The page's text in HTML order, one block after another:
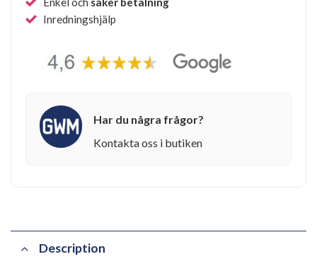
Inredningshjälp
Har du några frågor?
Kontakta oss i butiken
Description